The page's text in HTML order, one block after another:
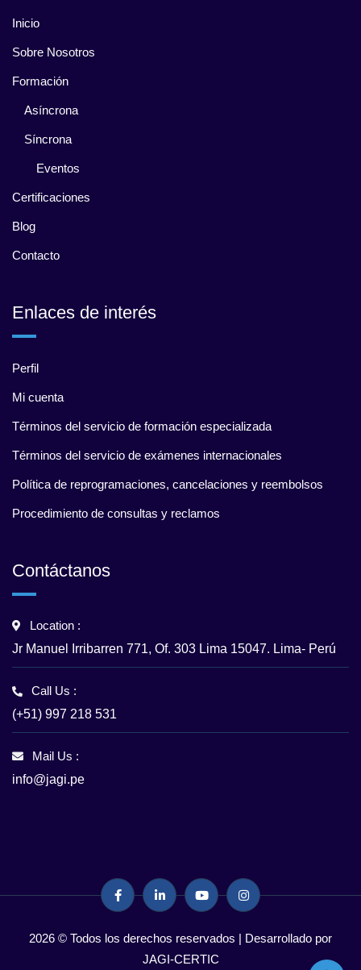
Inicio
Sobre Nosotros
Formación
Asíncrona
Síncrona
Eventos
Certificaciones
Blog
Contacto
Enlaces de interés
Perfil
Mi cuenta
Términos del servicio de formación especializada
Términos del servicio de exámenes internacionales
Política de reprogramaciones, cancelaciones y reembolsos
Procedimiento de consultas y reclamos
Contáctanos
Location :
Jr Manuel Irribarren 771, Of. 303 Lima 15047. Lima- Perú
Call Us :
(+51) 997 218 531
Mail Us :
info@jagi.pe
2026 © Todos los derechos reservados | Desarrollado por
JAGI-CERTIC